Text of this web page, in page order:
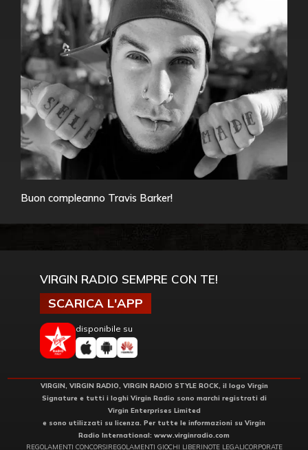
Buon compleanno Travis Barker!
VIRGIN RADIO SEMPRE CON TE!
SCARICA L'APP
disponibile su
VIRGIN, VIRGIN RADIO, VIRGIN RADIO STYLE ROCK, il logo Virgin
Signature e tutti i loghi Virgin Radio sono marchi registrati di
Virgin Enterprises Limited
e sono utilizzati su licenza. Per tutte le informazioni su Virgin
Radio International: www.virginradio.com
REGOLAMENTI CONCORSIREGOLAMENTI GIOCHI LIBERINOTE LEGALICORPORATE